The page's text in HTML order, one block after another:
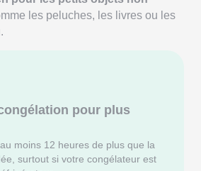
les peluches, les livres ou les
pour plus
moins 12 heures de plus que la
surtout si votre congélateur est